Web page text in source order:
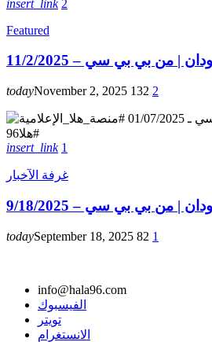
insert_link 2
Featured
| من بي بي سي – 11/2/2025
todayNovember 2, 2025 132 2
insert_link 1
غرفة الآخبار
| من بي بي سي – 9/18/2025
todaySeptember 18, 2025 82 1
info@hala96.com
الفيسبوك
تويتر
الانستغرام